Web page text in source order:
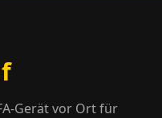
Gerät vor Ort für